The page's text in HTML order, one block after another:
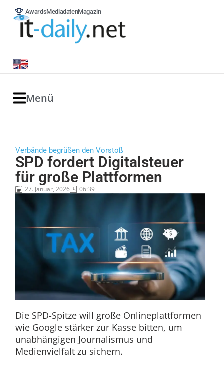
AwardsMediadatenMagazin
Menü
Verbände begrüßen den Vorstoß
SPD fordert Digitalsteuer
für große Plattformen
27. Januar, 2026 06:39
Die SPD-Spitze will große Onlineplattformen
wie Google stärker zur Kasse bitten, um
unabhängigen Journalismus und
Medienvielfalt zu sichern.